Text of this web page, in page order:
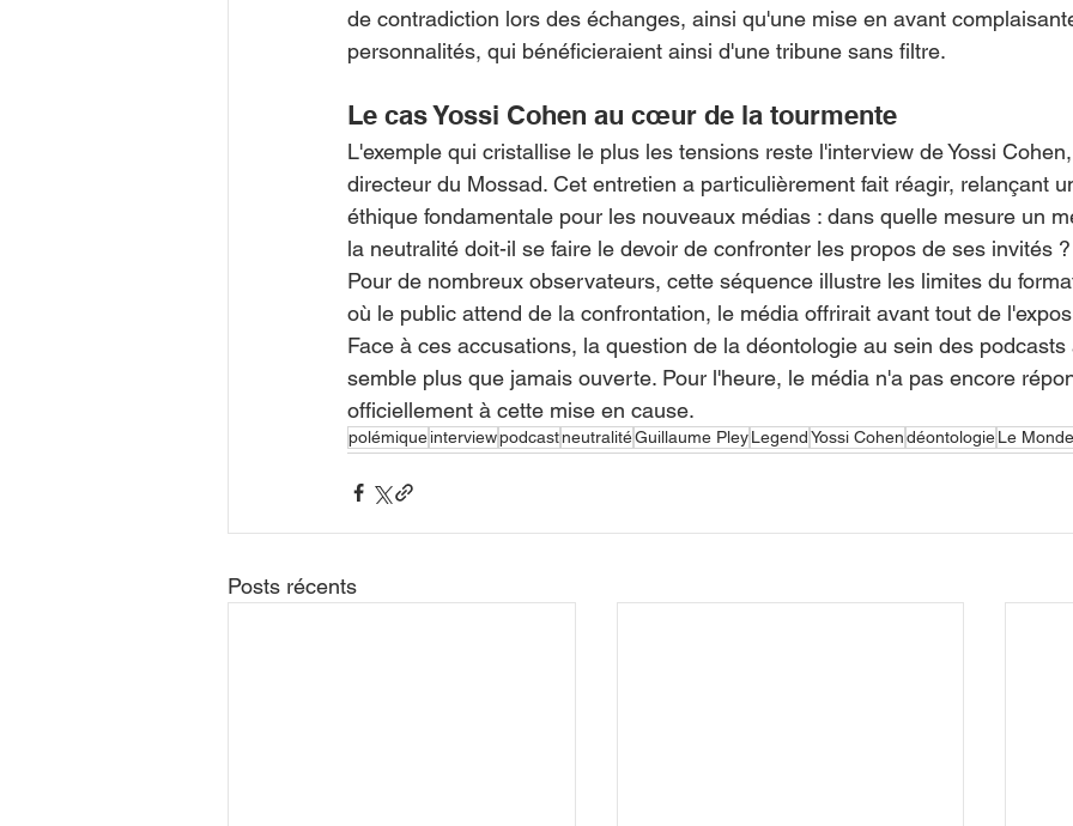
de contradiction lors des échanges, ainsi qu'une mise en avant
personnalités, qui bénéficieraient ainsi d'une tribune sans filtre.
Le cas Yossi Cohen au cœur de la tourmente
L'exemple qui cristallise le plus les tensions reste l'interview de Yossi
directeur du Mossad. Cet entretien a particulièrement fait réagir, relançant
éthique fondamentale pour les nouveaux médias : dans quelle mesure un
la neutralité doit-il se faire le devoir de confronter les propos de ses invités ?
Pour de nombreux observateurs, cette séquence illustre les limites du
où le public attend de la confrontation, le média offrirait avant tout de
Face à ces accusations, la question de la déontologie au sein des
semble plus que jamais ouverte. Pour l'heure, le média n'a pas encore
officiellement à cette mise en cause.
polémiqueinterviewpodcastneutralitéGuillaume PleyLegendYossi CohendéontologieLe Monde
Posts récents